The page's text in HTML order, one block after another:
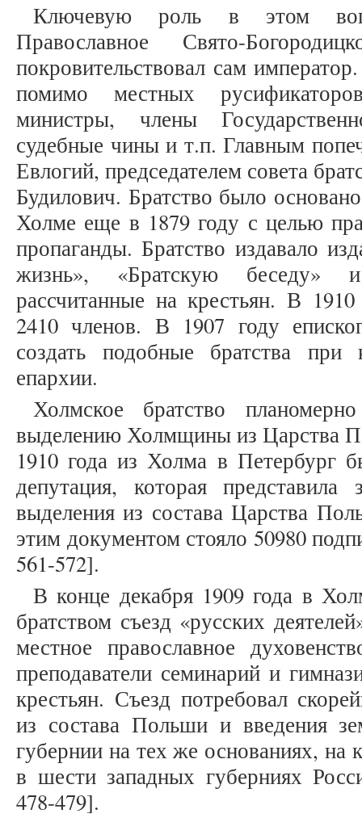
Ключевую роль в этом
Православное Свято-
покровительствовал сам
помимо местных
министры, члены
судебные чины и т.п. Главным
Евлогий, председателем совета
Будилович. Братство было
Холме еще в 1879 году с целью
пропаганды. Братство издавало
жизнь», «Братскую беседу»
рассчитанные на крестьян. В
2410 членов. В 1907 году
создать подобные братства
епархии.
Холмское братство
выделению Холмщины из Царства
1910 года из Холма в Петербург
депутация, которая
выделения из состава Царства
этим документом стояло 50980
561-572].
В конце декабря 1909 года в
братством съезд «русских
местное православное
преподаватели семинарий и
крестьян. Съезд потребовал
из состава Польши и введения
губернии на тех же основаниях, на
в шести западных губерниях
478-479].